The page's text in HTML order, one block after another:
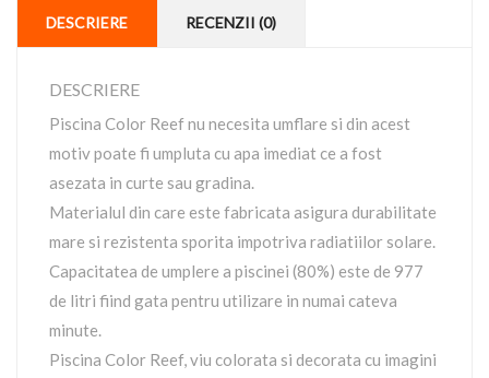
DESCRIERE RECENZII (0)
DESCRIERE
Piscina Color Reef nu necesita umflare si din acest
motiv poate fi umpluta cu apa imediat ce a fost
asezata in curte sau gradina.
Materialul din care este fabricata asigura durabilitate
mare si rezistenta sporita impotriva radiatiilor solare.
Capacitatea de umplere a piscinei (80%) este de 977
de litri fiind gata pentru utilizare in numai cateva
minute.
Piscina Color Reef, viu colorata si decorata cu imagini